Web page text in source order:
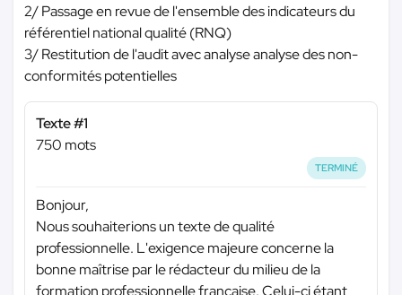
2/ Passage en revue de l'ensemble des indicateurs du
référentiel national qualité (RNQ)
3/ Restitution de l'audit avec analyse analyse des non-
conformités potentielles
Texte #1
750 mots
TERMINÉ
Bonjour,
Nous souhaiterions un texte de qualité
professionnelle. L'exigence majeure concerne la
bonne maîtrise par le rédacteur du milieu de la
formation professionnelle française. Celui-ci étant